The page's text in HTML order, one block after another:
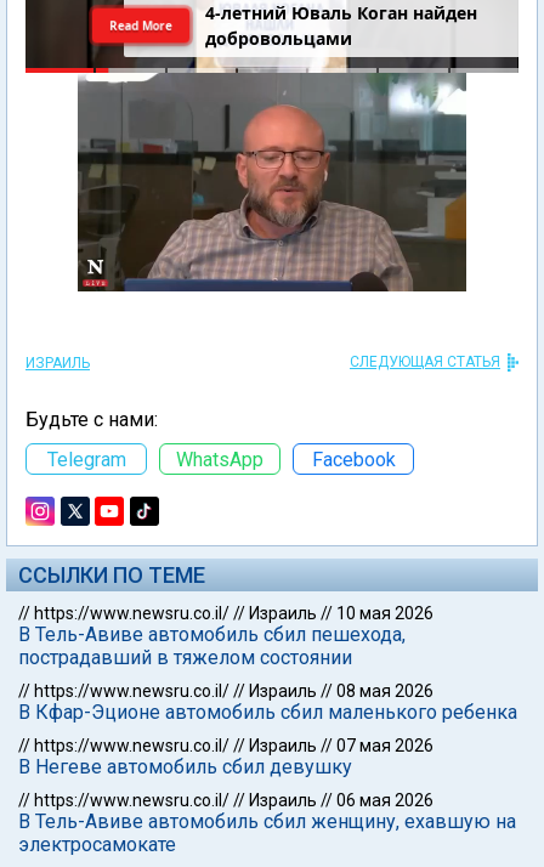
4-летний Юваль Коган найден
добровольцами
Read More
ИЗРАИЛЬ СЛЕДУЮЩАЯ СТАТЬЯ
Будьте с нами:
Telegram
WhatsApp Facebook
ССЫЛКИ ПО ТЕМЕ
// https://www.newsru.co.il/// Израиль // 10 мая 2026
В Тель-Авиве автомобиль сбил пешехода,
пострадавший в тяжелом состоянии
// https://www.newsru.co.il/// Израиль //08 мая 2026
В Кфар-Эционе автомобиль сбил маленького ребенка
// https://www.newsru.co.il/// Израиль //07 мая 2026
В Негеве автомобиль сбил девушку
// https://www.newsru.co.il/// Израиль //06 мая 2026
В Тель-Авиве автомобиль сбил женщину, ехавшую на
электросамокате